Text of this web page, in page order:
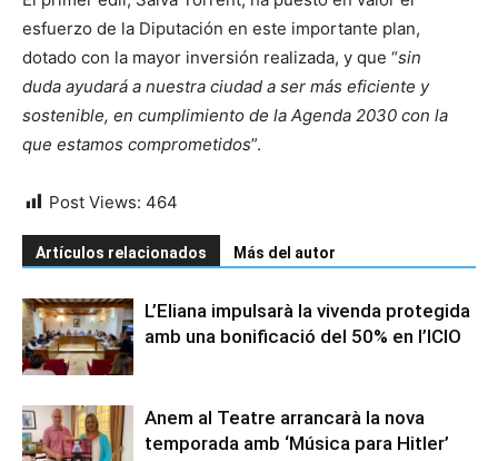
esfuerzo de la Diputación en este importante plan,
dotado con la mayor inversión realizada, y que “sin
duda ayudará a nuestra ciudad a ser más eficiente y
sostenible, en cumplimiento de la Agenda 2030 con la
que estamos comprometidos”.
Post Views: 464
Artículos relacionados Más del autor
L’Eliana impulsarà la vivenda protegida
amb una bonificació del 50% en l’ICIO
Anem al Teatre arrancarà la nova
temporada amb ‘Música para Hitler’